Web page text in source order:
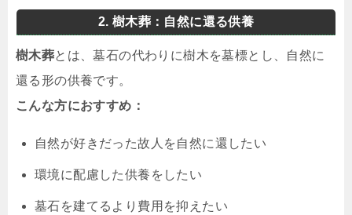
2. 樹木葬：自然に還る供養
樹木葬とは、墓石の代わりに樹木を墓標とし、自然に
還る形の供養です。
こんな方におすすめ：
自然が好きだった故人を自然に還したい
環境に配慮した供養をしたい
墓石を建てるより費用を抑えたい